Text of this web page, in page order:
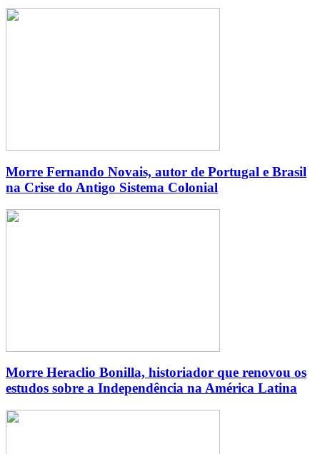
Morre Fernando Novais, autor de Portugal e Brasil
na Crise do Antigo Sistema Colonial
Morre Heraclio Bonilla, historiador que renovou os
estudos sobre a Independência na América Latina